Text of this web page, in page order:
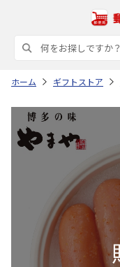
ホーム ギフトストア